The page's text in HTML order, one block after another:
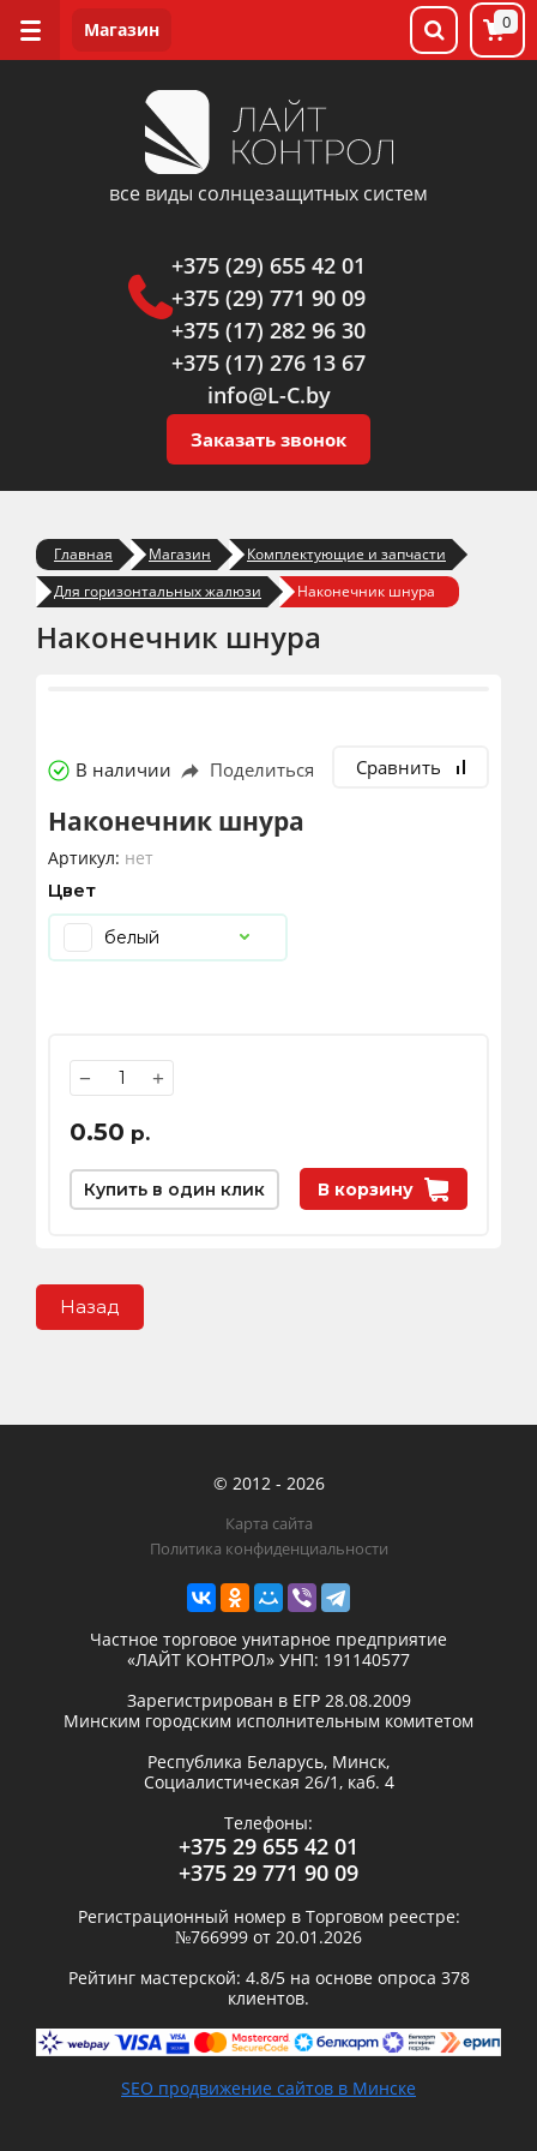
все виды солнцезащитных систем
+375 (29) 655 42 01
+375 (29) 771 90 09
+375 (17) 282 96 30
+375 (17) 276 13 67
info@L-C.by
Заказать звонок
0
Главная Магазин
Комплектующие и запчасти
Для горизонтальных жалюзи
Наконечник шнура
Наконечник шнура
В наличии Поделиться Сравнить
Наконечник шнура
Артикул: нет
Цвет
белый
− +
0.50 р.
В корзину
Купить в один клик
Назад
© 2012 - 2026
Карта сайта
Политика конфиденциальности
Частное торговое унитарное предприятие
«ЛАЙТ КОНТРОЛ» УНП: 191140577
Зарегистрирован в ЕГР 28.08.2009
Минским городским исполнительным комитетом
Республика Беларусь, Минск,
Социалистическая 26/1, каб. 4
Телефоны:
+375 29 655 42 01
+375 29 771 90 09
Регистрационный номер в Торговом реестре:
№766999 от 20.01.2026
Рейтинг мастерской: 4.8/5 на основе опроса 378
клиентов.
SEO продвижение сайтов в Минске